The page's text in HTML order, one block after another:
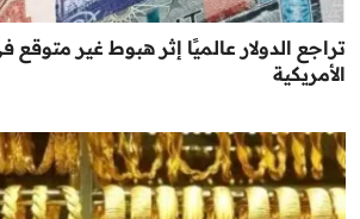
تراجع الدولار عالميًا إثر هبوط غير
الأمريكية